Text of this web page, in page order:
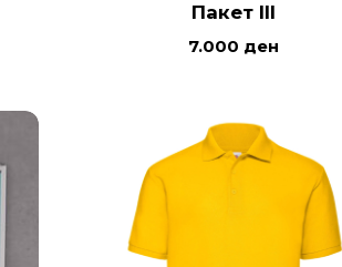
Пакет III
7.000 ден